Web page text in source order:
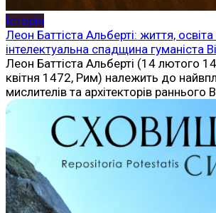
Історія
Леон Баттіста Альберті: життя, освіта
інтелектуальна спадщина гуманіста
Леон Баттіста Альберті (14 лютого
квітня 1472, Рим) належить до
мислителів та архітекторів раннього